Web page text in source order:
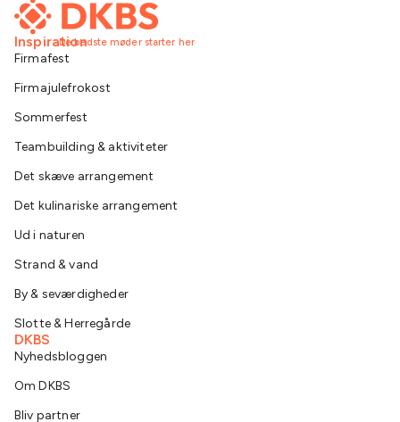
De bedste møder starter her
Inspiration
Firmafest
Firmajulefrokost
Sommerfest
Teambuilding & aktiviteter
Det skæve arrangement
Det kulinariske arrangement
Ud i naturen
Strand & vand
By & seværdigheder
Slotte & Herregårde
DKBS
Nyhedsbloggen
Om DKBS
Bliv partner